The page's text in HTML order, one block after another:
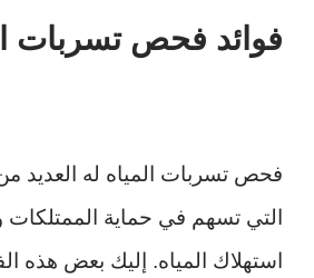
فوائد فحص تسربات
فحص تسربات المياه له العديد من
التي تسهم في حماية
استهلاك المياه. إليك بعض هذه